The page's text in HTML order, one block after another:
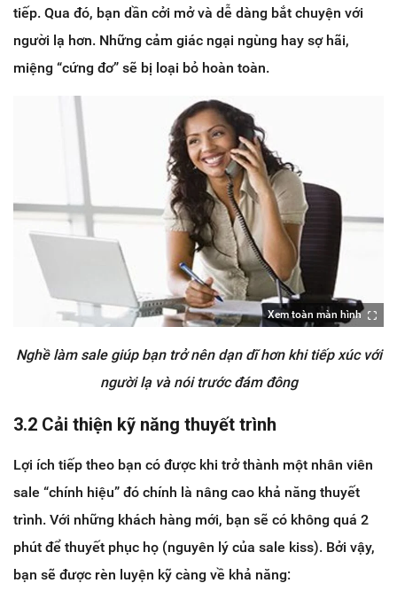
tiếp. Qua đó, bạn dần cởi mở và dễ dàng bắt chuyện với
người lạ hơn. Những cảm giác ngại ngùng hay sợ hãi,
miệng “cứng đơ” sẽ bị loại bỏ hoàn toàn.
Xem toàn màn hình
Nghề làm sale giúp bạn trở nên dạn dĩ hơn khi tiếp xúc với
người lạ và nói trước đám đông
3.2 Cải thiện kỹ năng thuyết trình
Lợi ích tiếp theo bạn có được khi trở thành một nhân viên
sale “chính hiệu” đó chính là nâng cao khả năng thuyết
trình. Với những khách hàng mới, bạn sẽ có không quá 2
phút để thuyết phục họ (nguyên lý của sale kiss). Bởi vậy,
bạn sẽ được rèn luyện kỹ càng về khả năng: